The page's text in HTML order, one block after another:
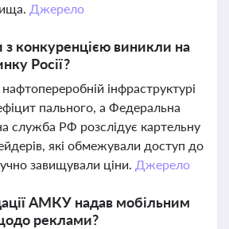
Джерело
конкуренцією виникли на
Росії?
інфраструктурі
пального, а Федеральна
служба РФ розслідує картельну
які обмежували доступ до
завищували ціни. Джерело
АМКУ надав мобільним
реклами?